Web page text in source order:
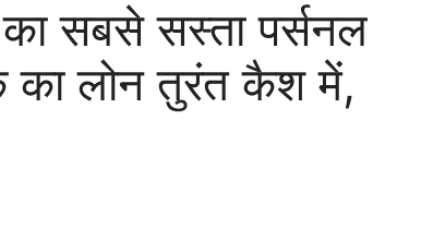
सबसे सस्ता पर्सनल
लोन तुरंत कैश में,